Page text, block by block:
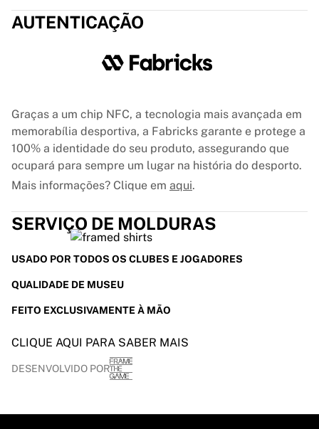
Hóquei no gelo
Aalborg Pirates
Glory Kickboxing
Team Liquid
Como funciona
Emoldure a sua camisola
Autenticação da camisola
AUTENTICAÇÃO
Graças a um chip NFC, a tecnologia mais avançada em
memorabília desportiva, a Fabricks garante e protege a
100% a identidade do seu produto, assegurando que
ocupará para sempre um lugar na história do desporto.
Mais informações? Clique em aqui.
SERVIÇO DE MOLDURAS
USADO POR TODOS OS CLUBES E JOGADORES
QUALIDADE DE MUSEU
FEITO EXCLUSIVAMENTE À MÃO
CLIQUE AQUI PARA SABER MAIS
DESENVOLVIDO POR